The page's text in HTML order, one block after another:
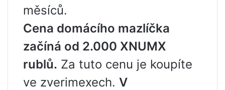
měsíců.
Cena domácího mazlíčka
začíná od 2.000 XNUMX
rublů. Za tuto cenu je koupíte
ve zverimexech. V